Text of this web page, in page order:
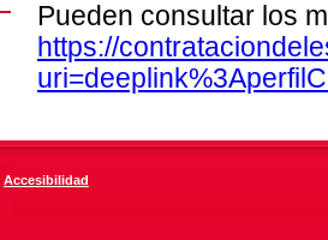
Pueden consultar los
https://
Accesibilidad